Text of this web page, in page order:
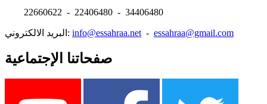
22660622 - 22406480 - 34406480
البريد الالكتروني: info@essahraa.net - essahraa@gmail.com
صفحاتنا الإجتماعية